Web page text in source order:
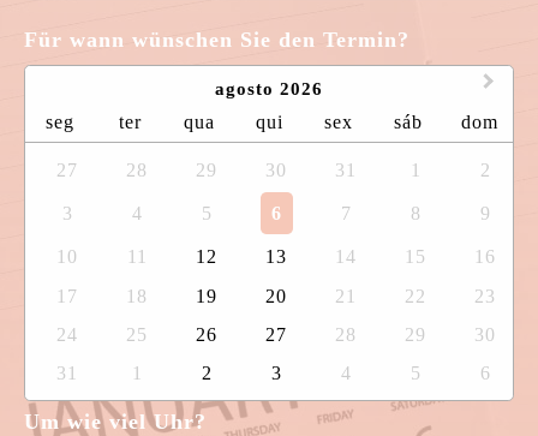
Für wann wünschen Sie den Termin?
agosto 2026
seg ter qua qui sex sáb dom
27 28 29 30 31 1 2
3 4 5 6 7 8 9
10 11 12 13 14 15
16
17
18 19 20 21 22
23
24
25 26 27 28 29
30
31
1 2 3 4 5 6
Um wie viel Uhr?